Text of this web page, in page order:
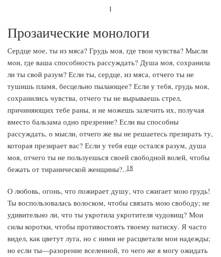
1
Прозаические монологи
Сердце мое, ты из мяса? Грудь моя, где твои чувства? Мысли
мои, где ваша способность рассуждать? Душа моя, сохранила
ли ты свой разум? Если ты, сердце, из мяса, отчего ты не
тушишь пламя, бесцельно пылающее? Если у тебя, грудь моя,
сохранились чувства, отчего ты не вырываешь стрел,
причиняющих тебе раны, и не можешь залечить их, получая
вместо бальзама одно презрение? Если вы способны
рассуждать, о мысли, отчего же вы не решаетесь презирать ту,
которая презирает вас? Если у тебя еще остался разум, душа
моя, отчего ты не пользуешься своей свободной волей, чтобы
бежать от тиранической женщины?..18
О любовь, огонь, что пожирает душу, что сжигает мою грудь!
Ты воспользовалась волоском, чтобы связать мою свободу; не
удивительно ли, что ты укротила укротителя чудовищ? Мои
силы коротки, чтобы противостоять твоему натиску. Я часто
видел, как цветут луга, но с ними не расцветали мои надежды;
но если ты—разорение вселенной, то чего же я могу ожидать